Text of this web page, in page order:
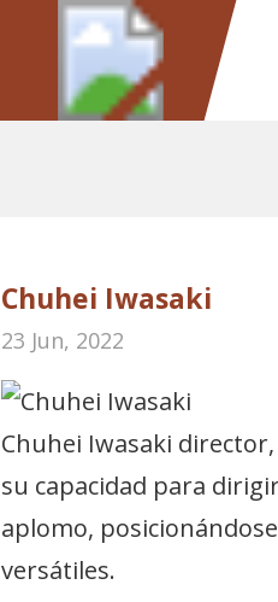
Chuhei Iwasaki
23 Jun, 2022
Chuhei Iwasaki
su capacidad para
aplomo,
versátiles.